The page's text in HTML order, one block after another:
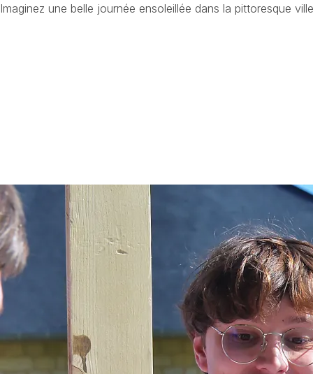
Imaginez une belle journée ensoleillée dans la pittoresque